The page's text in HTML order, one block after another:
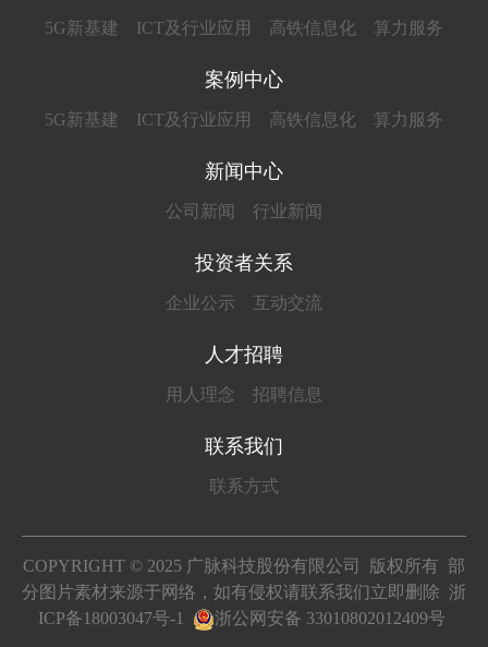
5G新基建 ICT及行业应用 高铁信息化 算力服务
案例中心
5G新基建 ICT及行业应用 高铁信息化 算力服务
新闻中心
公司新闻 行业新闻
投资者关系
企业公示 互动交流
人才招聘
用人理念 招聘信息
联系我们
联系方式
COPYRIGHT © 2025 广脉科技股份有限公司 版权所有 部
分图片素材来源于网络，如有侵权请联系我们立即删除 浙
ICP备18003047号-1
浙公网安备 33010802012409号